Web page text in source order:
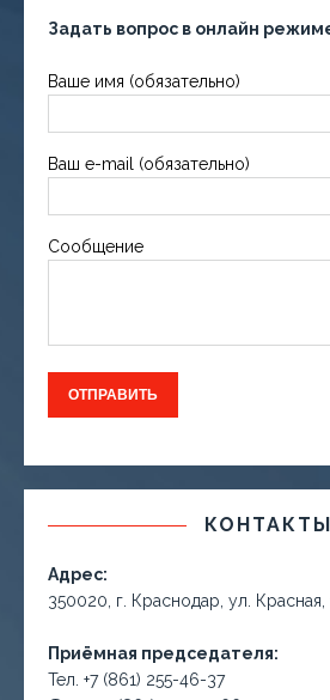
Задать вопрос в онлайн
Ваше имя (обязательно)
Ваш e-mail (обязательно)
Сообщение
КОНТАКТЫ
Адрес:
350020, г. Краснодар, ул. Красная,
Приёмная председателя:
Тел. +7 (861) 255-46-37